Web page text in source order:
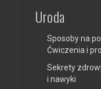
Uroda
Sposoby na
Ćwiczenia i
Sekrety
i nawyki